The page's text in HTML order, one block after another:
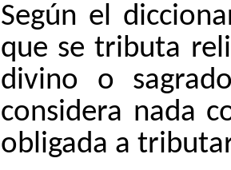
Según el
que se tributa
divino o
considera nada
obligada a